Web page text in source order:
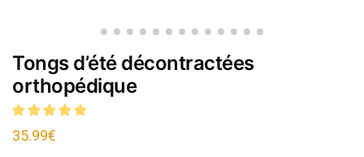
Tongs d’été décontractées
orthopédique
35.99€